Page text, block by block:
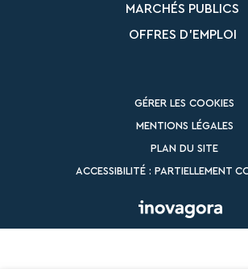
MARCHÉS PUBLICS
OFFRES D’EMPLOI
GÉRER LES COOKIES
MENTIONS LÉGALES
PLAN DU SITE
ACCESSIBILITÉ : PARTIELLEMENT